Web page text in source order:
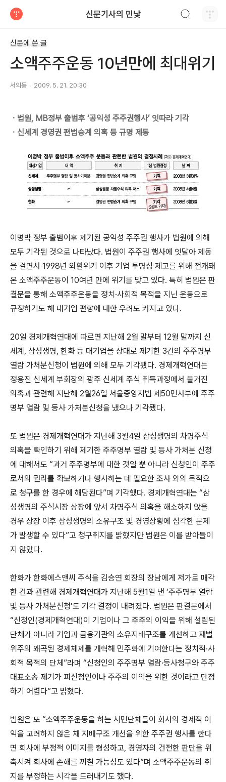
신문기사의 민낯
신문에 쓴 글
소액주주운동 10년만에 최대위기
서의동 2009. 5. 21. 20:30
ㆍ법원, MB정부 출범후 ‘공익성 주주권행사’ 잇따라 기각
ㆍ신세계 경영권 편법승계 의혹 등 규명 제동
이명박 정부 출범이후 제기된 공익성 주주권 행사가 법원에 의해
모두 기각된 것으로 나타났다. 법원이 주주권 행사에 잇달아 제동
을 걸면서 1998년 외환위기 이후 기업 투명성 제고를 위해 전개돼
온 소액주주운동이 10여년 만에 위기를 맞고 있다. 특히 법원은 판
결문을 통해 소액주주운동을 정치·사회적 목적을 지닌 운동으로
규정하기도 해 대기업 편향에 대한 우려도 커지고 있다.
20일 경제개혁연대에 따르면 지난해 2월 말부터 12월 말까지 신
세계, 삼성생명, 한화 등 대기업을 상대로 제기한 3건의 주주명부
열람 가처분신청이 법원에 의해 모두 기각됐다. 경제개혁연대는
정용진 신세계 부회장의 광주 신세계 주식 취득과정에서 불거진
의혹과 관련해 지난해 2월26일 서울중앙지법 제50민사부에 주주
명부 열람 및 등사 가처분신청을 냈으나 기각됐다.
또 법원은 경제개혁연대가 지난해 3월4일 삼성생명의 차명주식
의혹을 확인하기 위해 제기한 주주명부 열람 및 등사 가처분 신청
에 대해서도 “과거 주주명부에 대한 것일 뿐 아니라 신청인이 주주
로서의 권리를 확보하거나 행사하는 데 필요한 조사 외의 목적으
로 청구를 한 경우에 해당된다”며 기각했다. 경제개혁연대는 “삼
성생명의 주식시장 상장에 앞서 차명주식 의혹을 해소하지 않을
경우 상장 이후 삼성생명의 소유구조 및 경영상황에 심각한 문제
가 발생할 수 있다”고 청구취지를 밝혔지만 법원은 이를 받아들이
지 않았다.
한화가 한화에스앤씨 주식을 김승연 회장의 장남에게 저가로 매각
한 건과 관련해 경제개혁연대가 지난해 5월1일 낸 ‘주주명부 열람
및 등사 가처분신청’도 기각 결정이 내려졌다. 법원은 판결문에서
“신청인(경제개혁연대)이 기업이나 그 주주의 이익을 위해 설립된
단체가 아니라 기업과 금융기관의 소유지배구조를 개선하고 재벌
위주의 왜곡된 경제체제를 개혁해 민주화에 기여한다는 정치적·사
회적 목적의 단체”라며 “신청인의 주주명부 열람·등사청구와 주주
대표소송 제기가 피신청인이나 주주의 이익을 위한 것이라고 단정
하기 어렵다”고 밝혔다.
법원은 또 “소액주주운동을 하는 시민단체들이 회사의 경제적 이
익을 고려하지 않은 채 지배구조 개선을 위한 주주권 행사를 한다
면 회사에 부정적 이미지를 형성하고, 경영자의 건전한 판단을 위
축시켜 회사에 손해를 끼칠 가능성도 있다”며 소액주주운동의 취
지를 부정하는 시각을 드러내기도 했다.